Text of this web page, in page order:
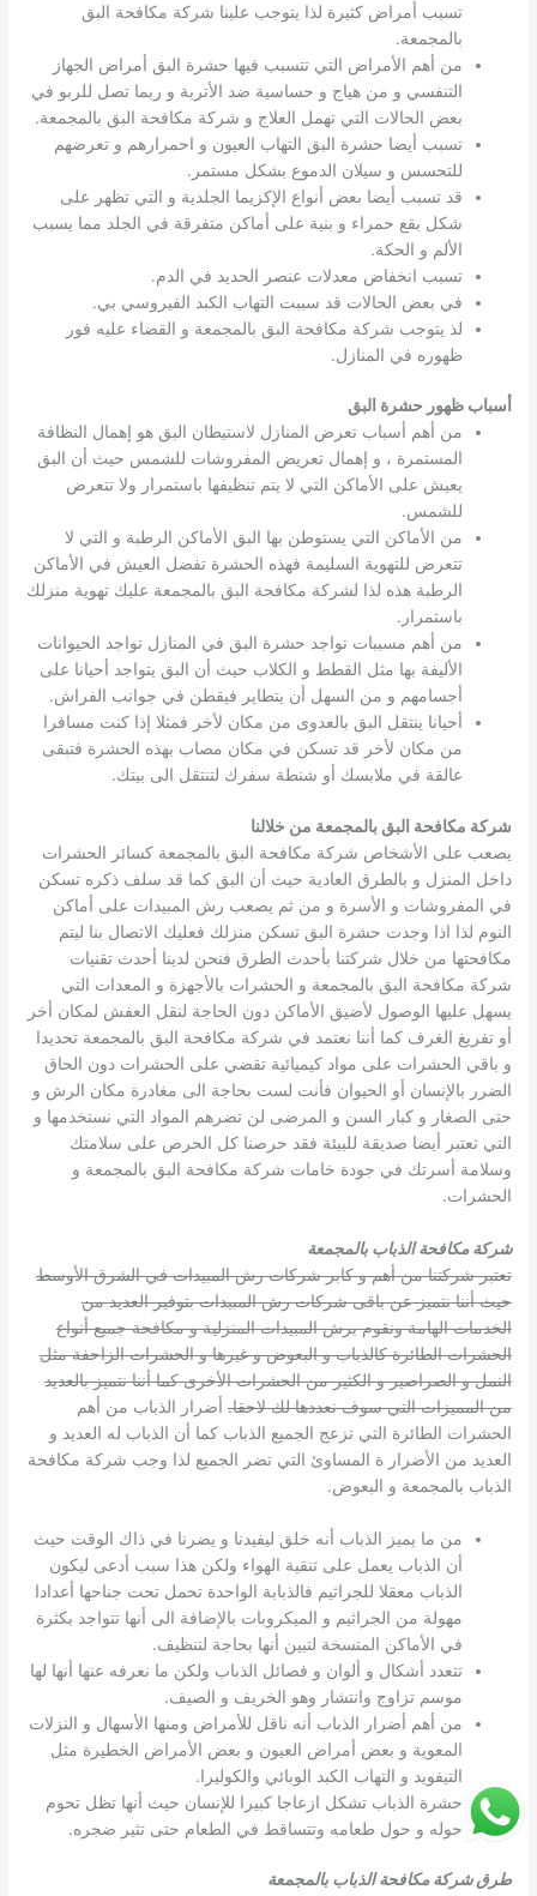
تسبب أمراض كثيرة لذا يتوجب علينا شركة مكافحة البق
بالمجمعة.
من أهم الأمراض التي تتسبب فيها حشرة البق أمراض الجهاز
التنفسي و من هياج و حساسية ضد الأتربة و ربما تصل للربو في
بعض الحالات التي تهمل العلاج و شركة مكافحة البق بالمجمعة.
تسبب أيضا حشرة البق التهاب العيون و احمرارهم و تعرضهم
للتحسس و سيلان الدموع بشكل مستمر.
قد تسبب أيضا بعض أنواع الإكزيما الجلدية و التي تظهر على
شكل بقع حمراء و بنية على أماكن متفرقة في الجلد مما يسبب
الألم و الحكة.
تسبب انخفاض معدلات عنصر الحديد في الدم.
في بعض الحالات قد سببت التهاب الكبد الفيروسي بي.
لذ يتوجب شركة مكافحة البق بالمجمعة و القضاء عليه فور
ظهوره في المنازل.
أسباب ظهور حشرة البق
من أهم أسباب تعرض المنازل لاستيطان البق هو إهمال النظافة
المستمرة ، و إهمال تعريض المفروشات للشمس حيث أن البق
يعيش على الأماكن التي لا يتم تنظيفها باستمرار ولا تتعرض
للشمس.
من الأماكن التي يستوطن بها البق الأماكن الرطبة و التي لا
تتعرض للتهوية السليمة فهذه الحشرة تفضل العيش في الأماكن
الرطبة هذه لذا لشركة مكافحة البق بالمجمعة عليك تهوية منزلك
باستمرار.
من أهم مسببات تواجد حشرة البق في المنازل تواجد الحيوانات
الأليفة بها مثل القطط و الكلاب حيث أن البق يتواجد أحيانا على
أجسامهم و من السهل أن يتطاير فيقطن في جوانب الفراش.
أحيانا ينتقل البق بالعدوى من مكان لأخر فمثلا إذا كنت مسافرا
من مكان لأخر قد تسكن في مكان مصاب بهذه الحشرة فتبقى
عالقة في ملابسك أو شنطة سفرك لتنتقل الى بيتك.
شركة مكافحة البق بالمجمعة من خلالنا
يصعب على الأشخاص شركة مكافحة البق بالمجمعة كسائر الحشرات
داخل المنزل و بالطرق العادية حيث أن البق كما قد سلف ذكره تسكن
في المفروشات و الأسرة و من ثم يصعب رش المبيدات على أماكن
النوم لذا اذا وجدت حشرة البق تسكن منزلك فعليك الاتصال بنا ليتم
مكافحتها من خلال شركتنا بأحدث الطرق فنحن لدينا أحدث تقنيات
شركة مكافحة البق بالمجمعة و الحشرات بالأجهزة و المعدات التي
يسهل عليها الوصول لأضيق الأماكن دون الحاجة لنقل العفش لمكان أخر
أو تفريغ الغرف كما أننا نعتمد في شركة مكافحة البق بالمجمعة تحديدا
و باقي الحشرات على مواد كيميائية تقضي على الحشرات دون الحاق
الضرر بالإنسان أو الحيوان فأنت لست بحاجة الى مغادرة مكان الرش و
حتى الصغار و كبار السن و المرضى لن تضرهم المواد التي نستخدمها و
التي تعتبر أيضا صديقة للبيئة فقد حرصنا كل الحرص على سلامتك
وسلامة أسرتك في جودة خامات شركة مكافحة البق بالمجمعة و
الحشرات.
شركة مكافحة الذباب بالمجمعة
تعتبر شركتنا من أهم و كابر شركات رش المبيدات في الشرق الأوسط
حيث أننا نتميز عن باقى شركات رش المبيدات بتوفير العديد من
الخدمات الهامة ونقوم برش المبيدات المنزلية و مكافحة جميع أنواع
الحشرات الطائرة كالذباب و البعوض و غيرها و الحشرات الزاحفة مثل
النمل و الصراصير و الكثير من الحشرات الأخرى كما أننا نتميز بالعديد
من المميزات التي سوف نعددها لك لاحقا. أضرار الذباب من أهم
الحشرات الطائرة التي تزعج الجميع الذباب كما أن الذباب له العديد و
العديد من الأضرار ة المساوئ التي تضر الجميع لذا وجب شركة مكافحة
الذباب بالمجمعة و البعوض.
من ما يميز الذباب أنه خلق ليفيدنا و يضرنا في ذاك الوقت حيث
أن الذباب يعمل على تنقية الهواء ولكن هذا سبب أدعى ليكون
الذباب معقلا للجراثيم فالذبابة الواحدة تحمل تحت جناحها أعدادا
مهولة من الجراثيم و الميكروبات بالإضافة الى أنها تتواجد بكثرة
في الأماكن المتسخة لتبين أنها بحاجة لتنظيف.
تتعدد أشكال و ألوان و فصائل الذباب ولكن ما نعرفه عنها أنها لها
موسم تزاوج وانتشار وهو الخريف و الصيف.
من أهم أضرار الذباب أنه ناقل للأمراض ومنها الأسهال و النزلات
المعوية و بعض أمراض العيون و بعض الأمراض الخطيرة مثل
التيفويد و التهاب الكبد الوبائي والكوليرا.
حشرة الذباب تشكل ازعاجا كبيرا للإنسان حيث أنها تظل تحوم
حوله و حول طعامه وتتساقط في الطعام حتى تثير ضجره.
طرق شركة مكافحة الذباب بالمجمعة